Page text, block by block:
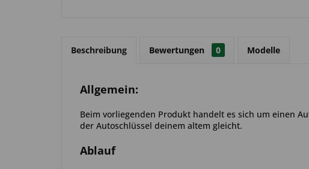
Beschreibung Bewertungen 0 Modelle
Allgemein:
Beim vorliegenden Produkt handelt es sich um einen
der Autoschlüssel deinem altem gleicht.
Ablauf